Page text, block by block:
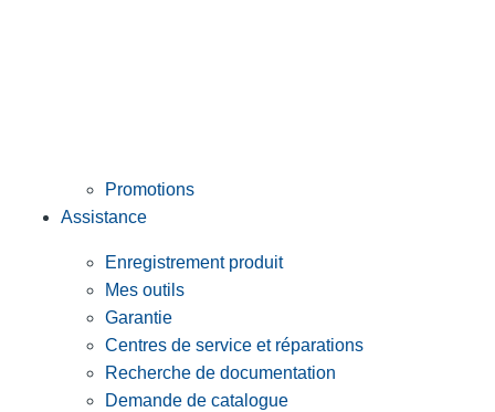
Promotions
Assistance
Enregistrement produit
Mes outils
Garantie
Centres de service et réparations
Recherche de documentation
Demande de catalogue